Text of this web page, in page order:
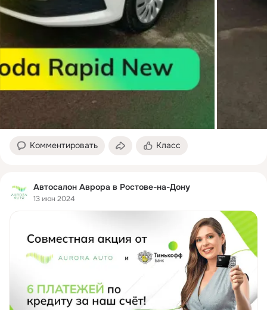
Комментировать Класс
Автосалон Аврора в Ростове-на-Дону
13 июн 2024